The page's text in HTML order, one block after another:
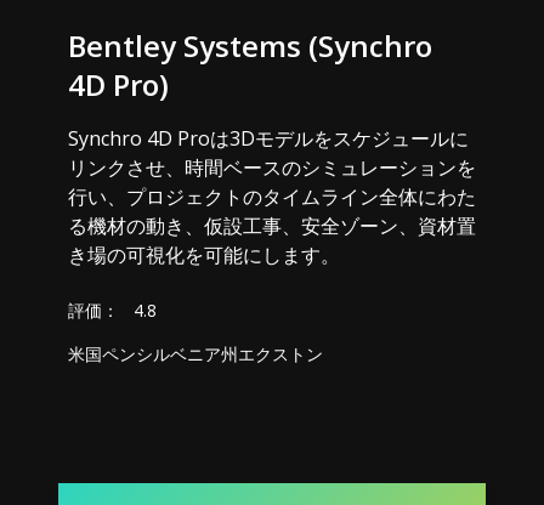
Bentley Systems (Synchro
4D Pro)
Synchro 4D Proは3Dモデルをスケジュールに
リンクさせ、時間ベースのシミュレーションを
行い、プロジェクトのタイムライン全体にわた
る機材の動き、仮設工事、安全ゾーン、資材置
き場の可視化を可能にします。
評価：
4.8
米国ペンシルベニア州エクストン